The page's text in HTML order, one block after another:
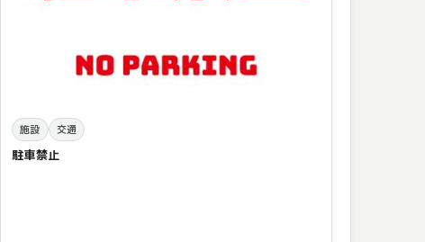
施設 交通
駐車禁止